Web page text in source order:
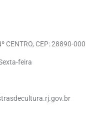
CENTRO, CEP: 28890-000
feira